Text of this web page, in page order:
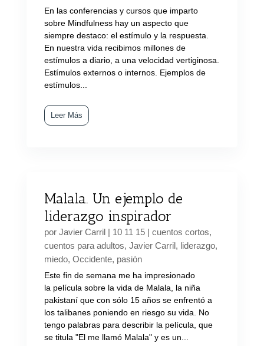
En las conferencias y cursos que imparto
sobre Mindfulness hay un aspecto que
siempre destaco: el estímulo y la respuesta.
En nuestra vida recibimos millones de
estímulos a diario, a una velocidad vertiginosa.
Estímulos externos o internos. Ejemplos de
estímulos...
Leer Más
Malala. Un ejemplo de
liderazgo inspirador
por Javier Carril| 10 11 15| cuentos cortos,
cuentos para adultos, Javier Carril, liderazgo,
miedo, Occidente, pasión
Este fin de semana me ha impresionado
la película sobre la vida de Malala, la niña
pakistaní que con sólo 15 años se enfrentó a
los talibanes poniendo en riesgo su vida. No
tengo palabras para describir la película, que
se titula "El me llamó Malala" y es un...